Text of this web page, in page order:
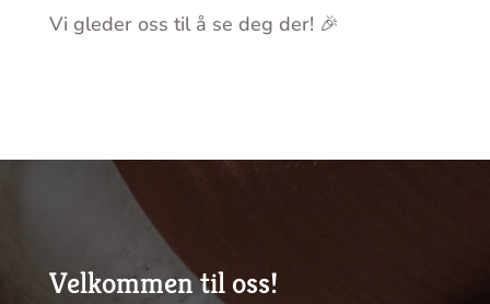
Vi gleder oss til å se deg der! 🎉
Velkommen til oss!